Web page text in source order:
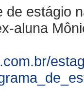
de estágio
aluna